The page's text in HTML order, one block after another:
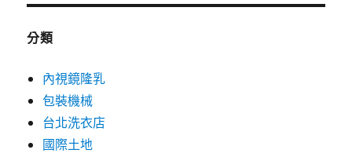
分類
內視鏡隆乳
包裝機械
台北洗衣店
國際土地